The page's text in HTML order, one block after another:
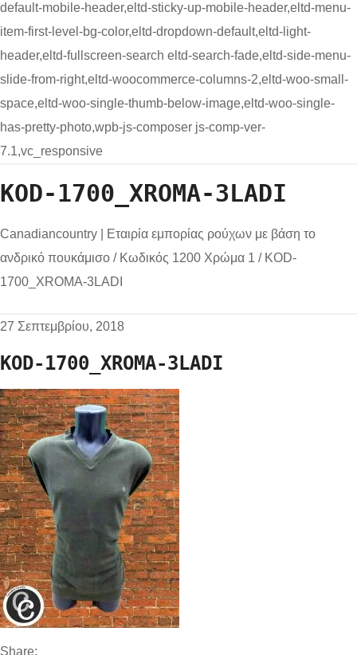
default-mobile-header,eltd-sticky-up-mobile-header,eltd-menu-
item-first-level-bg-color,eltd-dropdown-default,eltd-light-
header,eltd-fullscreen-search eltd-search-fade,eltd-side-menu-
slide-from-right,eltd-woocommerce-columns-2,eltd-woo-small-
space,eltd-woo-single-thumb-below-image,eltd-woo-single-
has-pretty-photo,wpb-js-composer js-comp-ver-
7.1,vc_responsive
KOD-1700_XROMA-3LADI
Canadiancountry | Εταιρία εμπορίας ρούχων με βάση το
ανδρικό πουκάμισο / Κωδικός 1200 Χρώμα 1 / KOD-
1700_XROMA-3LADI
27 Σεπτεμβρίου, 2018
KOD-1700_XROMA-3LADI
Share: